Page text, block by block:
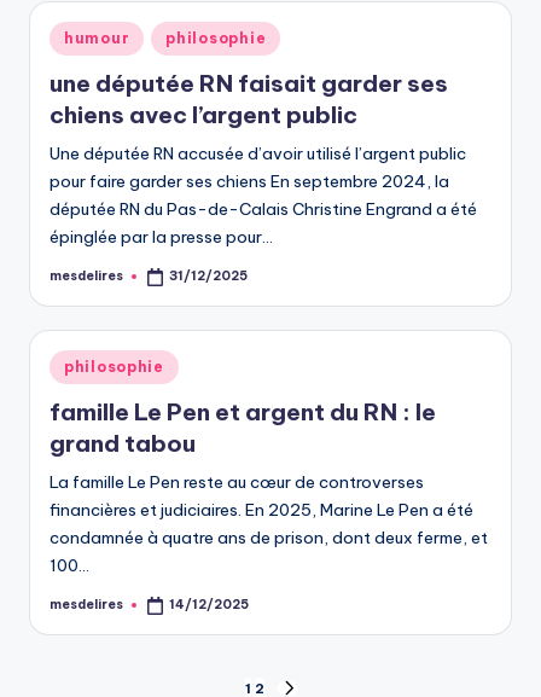
Posted
in
humour philosophie
une députée RN faisait garder ses
chiens avec l’argent public
Une députée RN accusée d’avoir utilisé l’argent public
pour faire garder ses chiens En septembre 2024, la
députée RN du Pas-de-Calais Christine Engrand a été
épinglée par la presse pour…
Posted
mesdelires 31/12/2025
Posted
in
philosophie
famille Le Pen et argent du RN : le
grand tabou
La famille Le Pen reste au cœur de controverses
financières et judiciaires. En 2025, Marine Le Pen a été
condamnée à quatre ans de prison, dont deux ferme, et
100…
Posted
mesdelires 14/12/2025
1 2